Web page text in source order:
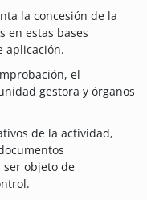
la concesión de la
en estas bases
aplicación.
el
gestora y órganos
de la actividad,
objeto de